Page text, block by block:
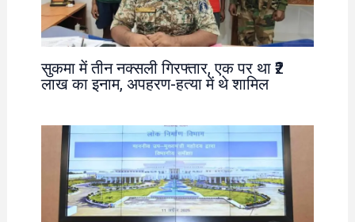
सुकमा में तीन नक्सली गिरफ्तार, एक पर था ₹2
लाख का इनाम, अपहरण-हत्या में थे शामिल